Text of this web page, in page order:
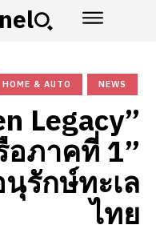
HOME & AUTO NEWS
Legacy”
อภาคที่ 1”
รักษ์ทะเล
ไทย